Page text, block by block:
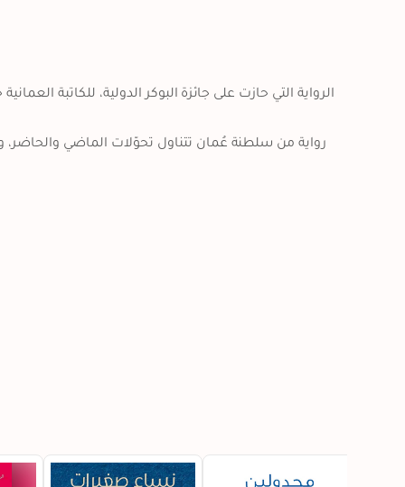
الرواية التي حازت على جائزة البوكر الدولية، للكاتبة
رواية من سلطنة عُمان تتناول تحوّلات الماضي